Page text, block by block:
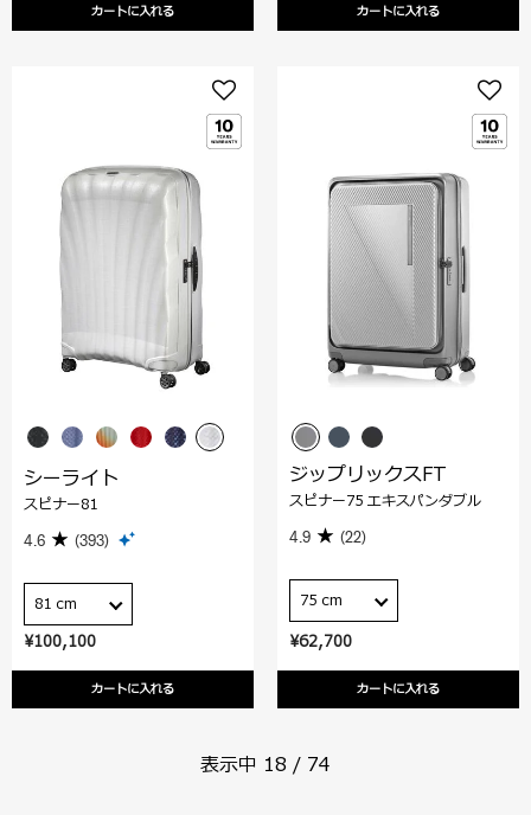
カートに入れる カートに入れる
¥100,100
カートに入れる
シーライト
スピナー81
4.6 (393)
81 cm
¥62,700
カートに入れる
ジップリックスFT
スピナー75 エキスパンダブル
4.9 (22)
75 cm
表示中 18 / 74